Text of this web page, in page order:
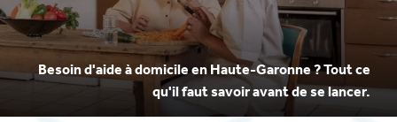
Besoin d'aide à domicile en Haute-Garonne ? Tout ce
qu'il faut savoir avant de se lancer.